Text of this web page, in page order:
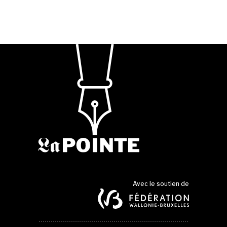
Avec le soutien de